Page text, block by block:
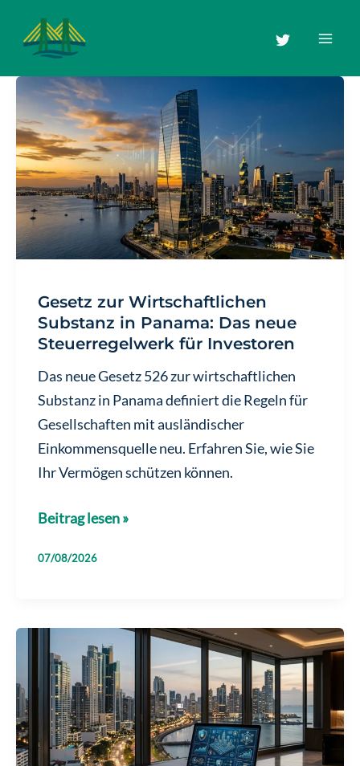
Inhalt
springen
Gesetz zur Wirtschaftlichen
Substanz in Panama: Das neue
Steuerregelwerk für Investoren
Das neue Gesetz 526 zur wirtschaftlichen
Substanz in Panama definiert die Regeln für
Gesellschaften mit ausländischer
Einkommensquelle neu. Erfahren Sie, wie Sie
Ihr Vermögen schützen können.
Gesetz
Wirtschaftlichen
Das
neue
Steuerregelwerk
für
Investoren
Beitrag lesen »
07/08/2026